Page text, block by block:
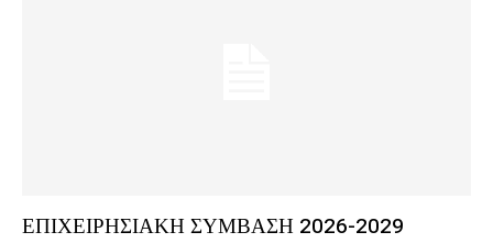
ΕΠΙΧΕΙΡΗΣΙΑΚΗ ΣΥΜΒΑΣΗ 2026-2029